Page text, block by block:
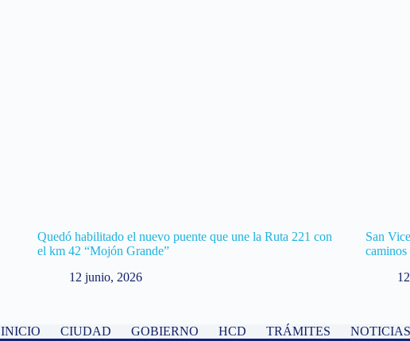
Quedó habilitado el nuevo puente que une la Ruta 221 con
el km 42 “Mojón Grande”
12 junio, 2026
San
caminos
INICIO CIUDAD GOBIERNO HCD TRÁMITES NOTICIAS